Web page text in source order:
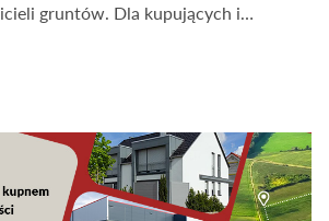
gruntów. Dla kupujących i
to nowe ryzyka, droższe
rynku — zanim podejmiesz
gruntu.